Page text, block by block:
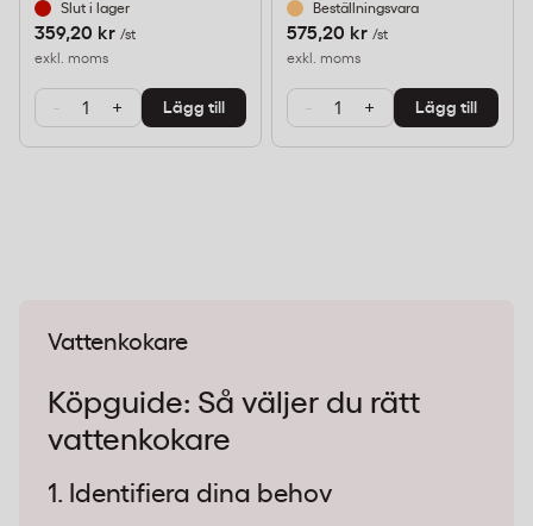
Slut i lager
359,20 kr /st
exkl. moms
- + Lägg till
Beställningsvara
575,20 kr /st
exkl. moms
- + Lägg till
Vattenkokare
Köpguide: Så väljer du rätt
vattenkokare
1. Identifiera dina behov